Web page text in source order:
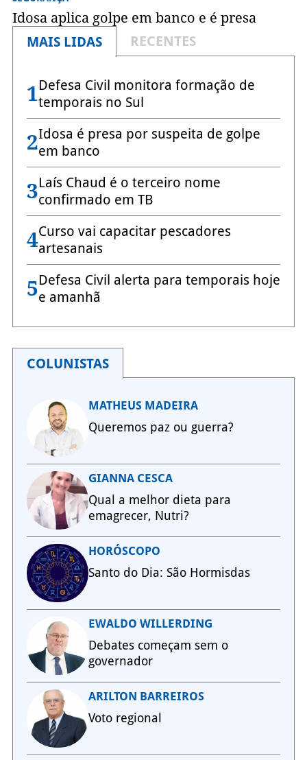
Idosa aplica golpe em banco e é presa
MAIS LIDAS
RECENTES
1Defesa Civil monitora formação de
temporais no Sul
2Idosa é presa por suspeita de golpe
em banco
3Laís Chaud é o terceiro nome
confirmado em TB
4Curso vai capacitar pescadores
artesanais
5Defesa Civil alerta para temporais hoje
e amanhã
COLUNISTAS
MATHEUS MADEIRA
Queremos paz ou guerra?
GIANNA CESCA
Qual a melhor dieta para
emagrecer, Nutri?
HORÓSCOPO
Santo do Dia: São Hormisdas
EWALDO WILLERDING
Debates começam sem o
governador
ARILTON BARREIROS
Voto regional